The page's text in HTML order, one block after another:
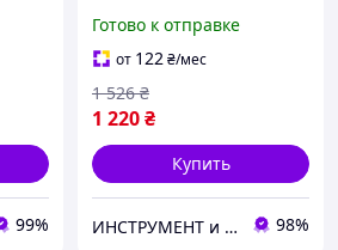
99%
Готово к отправке
от 122₴/мес
1 220₴
1 526 ₴
Купить
ИНСТРУМЕНТ и МЕТИЗЫ 98%